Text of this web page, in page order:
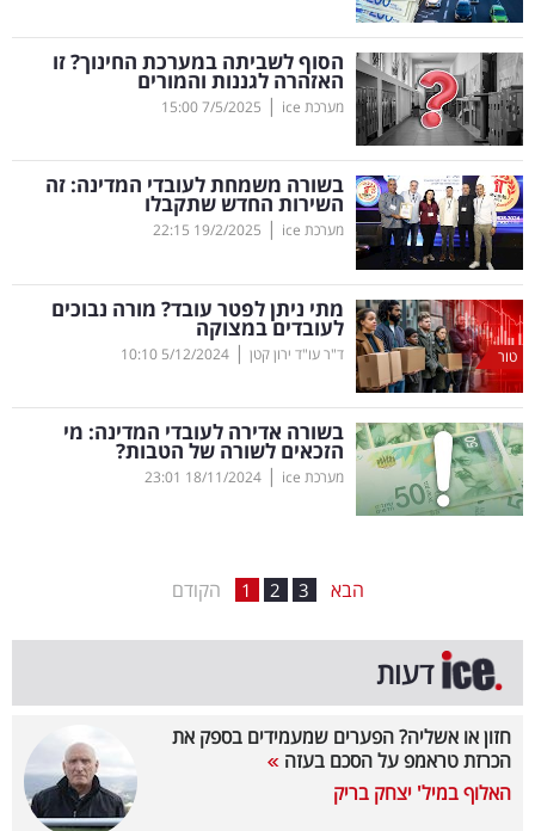
ספורט
קריירה
ולימודים
מינויים
רייטינג
רכב
בריאות
תרבות
ופנאי
תיירות
המילון
הכלכלי
פודקאסט
40
הסוף לשביתה במערכת החינוך? זו
האזהרה לגננות והמורים
מערכת ice |
7/5/2025
15:00
בשורה משמחת לעובדי המדינה: זה
השירות החדש שתקבלו
מערכת ice |
19/2/2025
22:15
טור
מתי ניתן לפטר עובד? מורה נבוכים
לעובדים במצוקה
ד"ר עו"ד ירון קטן |
5/12/2024
10:10
בשורה אדירה לעובדי המדינה: מי
הזכאים לשורה של הטבות?
מערכת ice |
18/11/2024
23:01
הקודם 1 2 3 הבא
דעות
חזון או אשליה? הפערים שמעמידים בספק את
הכרזת טראמפ על הסכם בעזה
האלוף במיל' יצחק בריק